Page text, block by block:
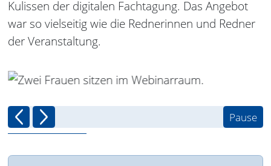
Kulissen der digitalen Fachtagung. Das Angebot
war so vielseitig wie die Rednerinnen und Redner
der Veranstaltung.
vorheriger inhalt
nächster Inhalt Pause